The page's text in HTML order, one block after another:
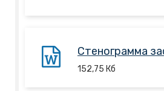
Стенограмма
152,75 Кб